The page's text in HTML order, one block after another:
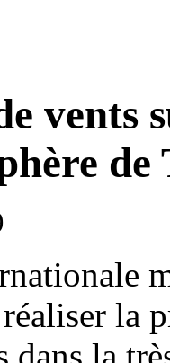
vents
de
la
dans la